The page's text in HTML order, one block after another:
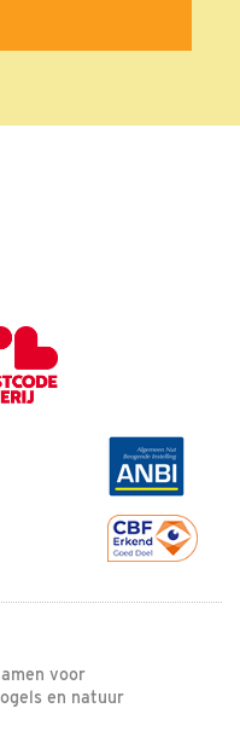
voor
en natuur